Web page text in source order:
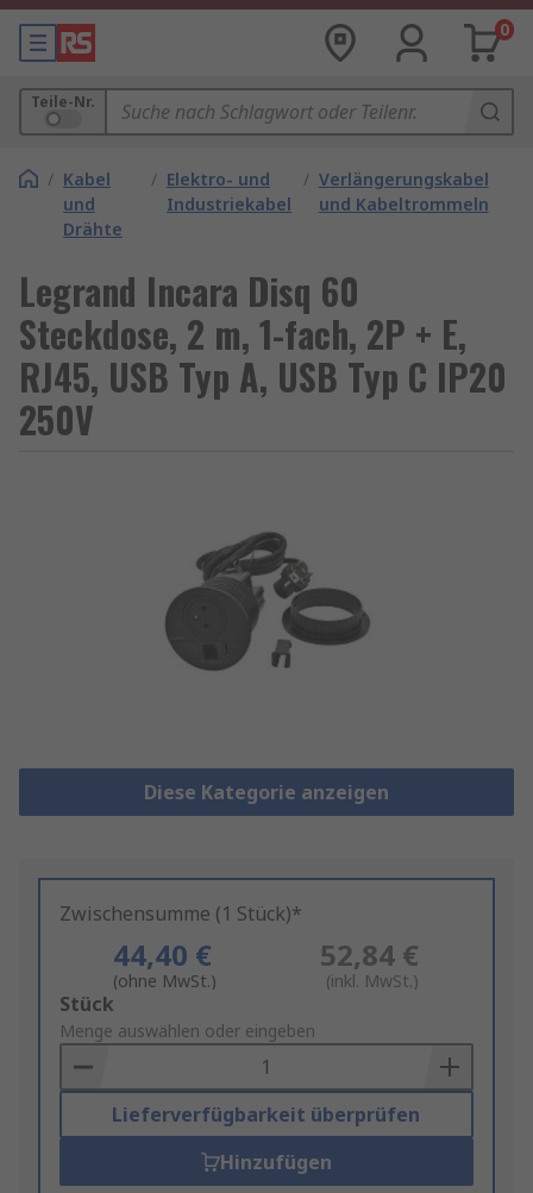
0
Teile-Nr.
/ Kabel
und
Drähte
/ Elektro- und
Industriekabel
/ Verlängerungskabel
und Kabeltrommeln
Legrand Incara Disq 60
Steckdose, 2 m, 1-fach, 2P + E,
RJ45, USB Typ A, USB Typ C IP20
250V
Diese Kategorie anzeigen
Zwischensumme (1 Stück)*
44,40 €
(ohne MwSt.)
52,84 €
(inkl. MwSt.)
Add
to
Basket
Stück
Menge auswählen oder eingeben
Lieferverfügbarkeit überprüfen
Hinzufügen